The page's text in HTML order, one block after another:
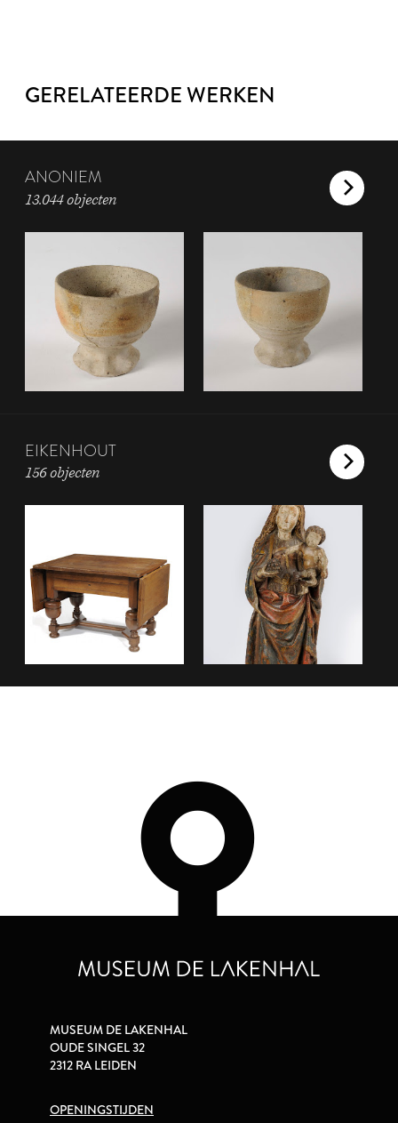
GERELATEERDE WERKEN
ANONIEM
13.044 objecten
EIKENHOUT
156 objecten
MUSEUM DE LAKENHAL
OUDE SINGEL 32
2312 RA LEIDEN
OPENINGSTIJDEN